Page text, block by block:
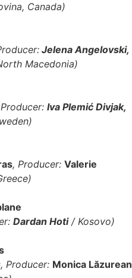
Canada)
Jelena Angelovski,
Macedonia)
Iva Plemić Divjak,
, Producer: Valerie
Dardan Hoti/ Kosovo)
, Producer: Monica Lăzurean